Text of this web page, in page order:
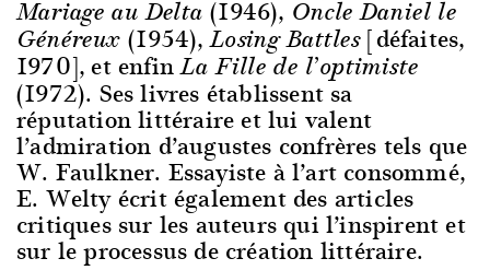
Mariage au Delta (1946), Oncle Daniel le
Généreux (1954),Losing Battles [défaites,
1970], et enfinLa Fille de l’optimiste
(1972). Ses livres établissent sa
réputation littéraire et lui valent
l’admiration d’augustes confrères tels que
W. Faulkner. Essayiste à l’art consommé,
E. Welty écrit également des articles
critiques sur les auteurs qui l’inspirent et
sur le processus de création littéraire.